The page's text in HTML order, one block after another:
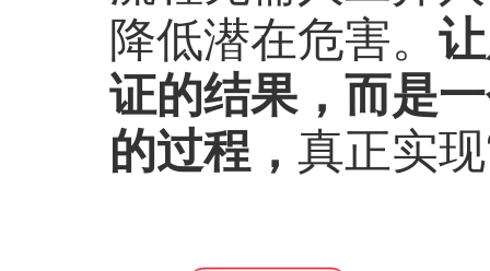
降低潜在危害。
证的结果，而是
的过程， 真正实